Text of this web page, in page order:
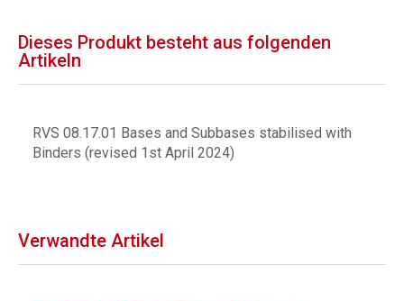
Dieses Produkt besteht aus folgenden
Artikeln
RVS 08.17.01 Bases and Subbases stabilised with
Binders (revised 1st April 2024)
Verwandte Artikel